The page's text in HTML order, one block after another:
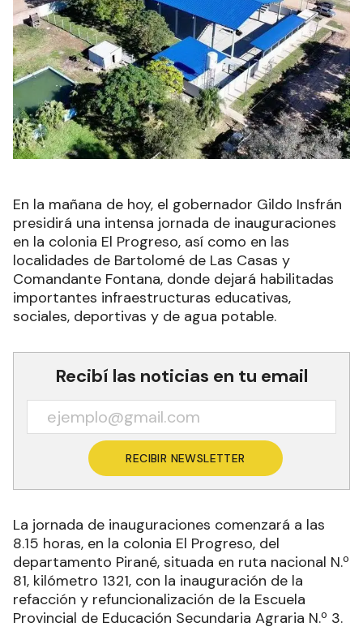
En la mañana de hoy, el gobernador Gildo Insfrán
presidirá una intensa jornada de inauguraciones
en la colonia El Progreso, así como en las
localidades de Bartolomé de Las Casas y
Comandante Fontana, donde dejará habilitadas
importantes infraestructuras educativas,
sociales, deportivas y de agua potable.
Recibí las noticias en tu email
RECIBIR NEWSLETTER
La jornada de inauguraciones comenzará a las
8.15 horas, en la colonia El Progreso, del
departamento Pirané, situada en ruta nacional N.º
81, kilómetro 1321, con la inauguración de la
refacción y refuncionalización de la Escuela
Provincial de Educación Secundaria Agraria N.º 3.